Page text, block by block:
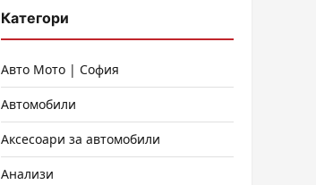
Категори
Авто Мото | София
Автомобили
Аксесоари за автомобили
Анализи